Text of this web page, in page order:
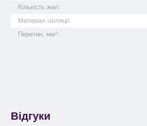
Кількість жил:
Матеріал ізоляції:
Перетин, мм²:
Відгуки